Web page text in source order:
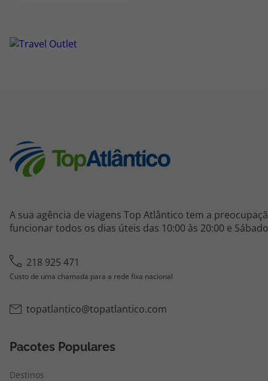
A sua agência de viagens Top Atlântico tem a
funcionar todos os dias úteis das 10:00 às 20:00 e
218 925 471
Custo de uma chamada para a rede fixa nacional
topatlantico@topatlantico.com
Pacotes Populares
Destinos